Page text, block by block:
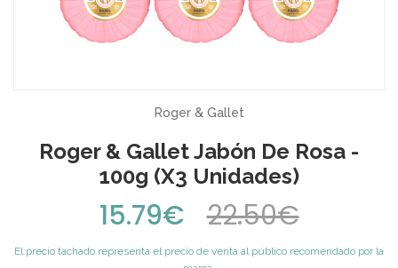
Roger & Gallet
Roger & Gallet Jabón De Rosa -
100g (x3 Unidades)
15.79€ 22.50€
El precio tachado representa el precio de venta al público recomendado por la